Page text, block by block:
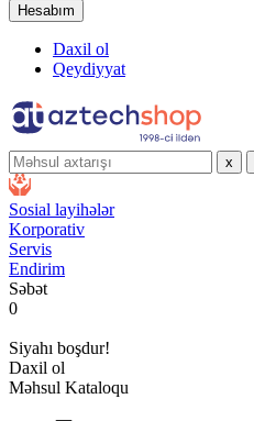
Hesabım
Daxil ol
Qeydiyyat
x
Sosial layihələr
Korporativ
Servis
Endirim
Səbət
0
Siyahı boşdur!
Daxil ol
Məhsul Kataloqu